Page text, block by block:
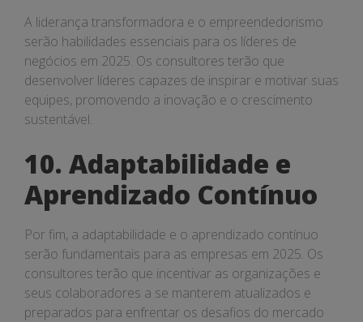
A liderança transformadora e o empreendedorismo
serão habilidades essenciais para os líderes de
negócios em 2025. Os consultores terão que
desenvolver líderes capazes de inspirar e motivar suas
equipes, promovendo a inovação e o crescimento
sustentável.
10. Adaptabilidade e
Aprendizado Contínuo
Por fim, a adaptabilidade e o aprendizado contínuo
serão fundamentais para as empresas em 2025. Os
consultores terão que incentivar as organizações e
seus colaboradores a se manterem atualizados e
preparados para enfrentar os desafios do mercado